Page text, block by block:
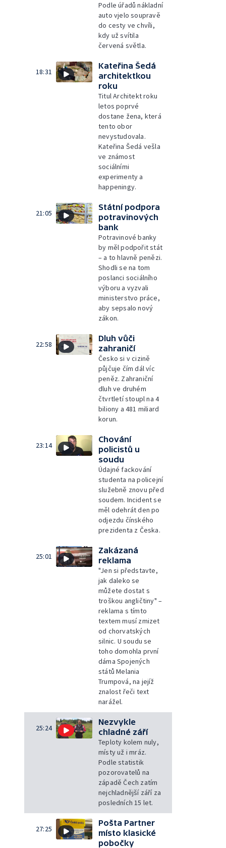
Podle úřadů nákladní
auto vjelo soupravě
do cesty ve chvíli,
kdy už svítila
červená světla.
18:31
Kateřina Šedá
architektkou
roku
Titul Architekt roku
letos poprvé
dostane žena, která
tento obor
nevystudovala.
Kateřina Šedá vešla
ve známost
sociálními
experimenty a
happeningy.
21:05
Státní podpora
potravinových
bank
Potravinové banky
by měl podpořit stát
– a to hlavně penězi.
Shodli se na tom
poslanci sociálního
výboru a vyzvali
ministerstvo práce,
aby sepsalo nový
zákon.
22:58
Dluh vůči
zahraničí
Česko si v cizině
půjčuje čím dál víc
peněz. Zahraniční
dluh ve druhém
čtvrtletí stoupl na 4
biliony a 481 miliard
korun.
23:14
Chování
policistů u
soudu
Údajné fackování
studenta na policejní
služebně znovu před
soudem. Incident se
měl odehrát den po
odjezdu čínského
prezidenta z Česka.
25:01
Zakázaná
reklama
"Jen si představte,
jak daleko se
můžete dostat s
troškou angličtiny" –
reklama s tímto
textem musí zmizet
od chorvatských
silnic. U soudu se
toho domohla první
dáma Spojených
států Melania
Trumpová, na jejíž
znalost řeči text
narážel.
25:24
Nezvykle
chladné září
Teploty kolem nuly,
místy už i mráz.
Podle statistik
pozorovatelů na
západě Čech zatím
nejchladnější září za
posledních 15 let.
27:25
Pošta Partner
místo klasické
pobočky